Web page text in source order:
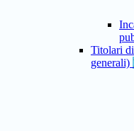
Titolari
generali)